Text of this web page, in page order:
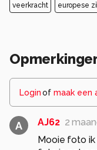
veerkracht europese
Loginof maak een
A AJ62 2
Mooie foto